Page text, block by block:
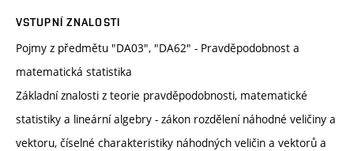
VSTUPNÍ ZNALOSTI
Pojmy z předmětu "DA03", "DA62" - Pravděpodobnost a
matematická statistika
Základní znalosti z teorie pravděpodobnosti, matematické
statistiky a lineární algebry - zákon rozdělení náhodné veličiny a
vektoru, číselné charakteristiky náhodných veličin a vektorů a